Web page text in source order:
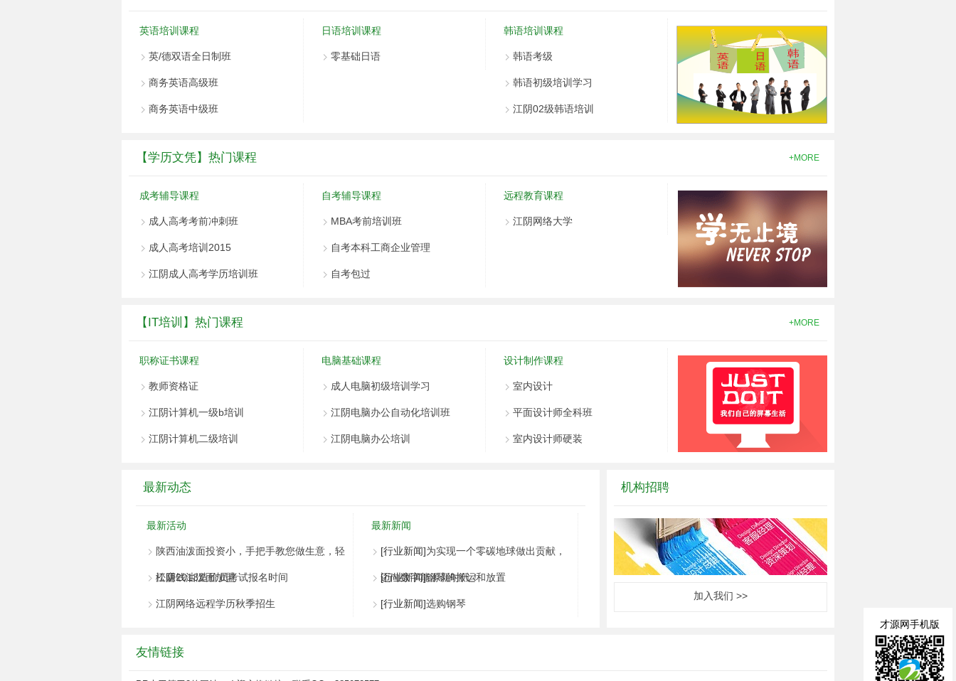
才源网手机版
英语培训课程
英/德双语全日制班
商务英语高级班
商务英语中级班
日语培训课程
零基础日语
韩语培训课程
韩语考级
韩语初级培训学习
江阴02级韩语培训
【学历文凭】热门课程 +MORE
成考辅导课程
成人高考考前冲刺班
成人高考培训2015
江阴成人高考学历培训班
自考辅导课程
MBA考前培训班
自考本科工商企业管理
自考包过
远程教育课程
江阴网络大学
【IT培训】热门课程 +MORE
职称证书课程
教师资格证
江阴计算机一级b培训
江阴计算机二级培训
电脑基础课程
成人电脑初级培训学习
江阴电脑办公自动化培训班
江阴电脑办公培训
设计制作课程
室内设计
平面设计师全科班
室内设计师硬装
最新动态
最新活动
陕西油泼面投资小，手把手教您做生意，轻
松赚钱油泼面加盟
江阴2013造价员考试报名时间
江阴网络远程学历秋季招生
最新新闻
[行业新闻]为实现一个零碳地球做出贡献，
迈向数字能源新时代！
[行业新闻]钢琴的搬运和放置
[行业新闻]选购钢琴
机构招聘
加入我们 >>
友情链接